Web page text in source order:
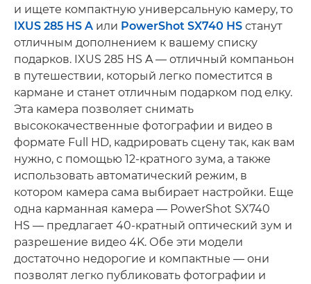
и ищете компактную универсальную камеру, то
IXUS 285 HS A или PowerShot SX740 HS станут
отличным дополнением к вашему списку
подарков. IXUS 285 HS A — отличный компаньон
в путешествии, который легко поместится в
кармане и станет отличным подарком под елку.
Эта камера позволяет снимать
высококачественные фотографии и видео в
формате Full HD, кадрировать сцену так, как вам
нужно, с помощью 12-кратного зума, а также
использовать автоматический режим, в
котором камера сама выбирает настройки. Еще
одна карманная камера — PowerShot SX740
HS — предлагает 40-кратный оптический зум и
разрешение видео 4K. Обе эти модели
достаточно недорогие и компактные — они
позволят легко публиковать фотографии и